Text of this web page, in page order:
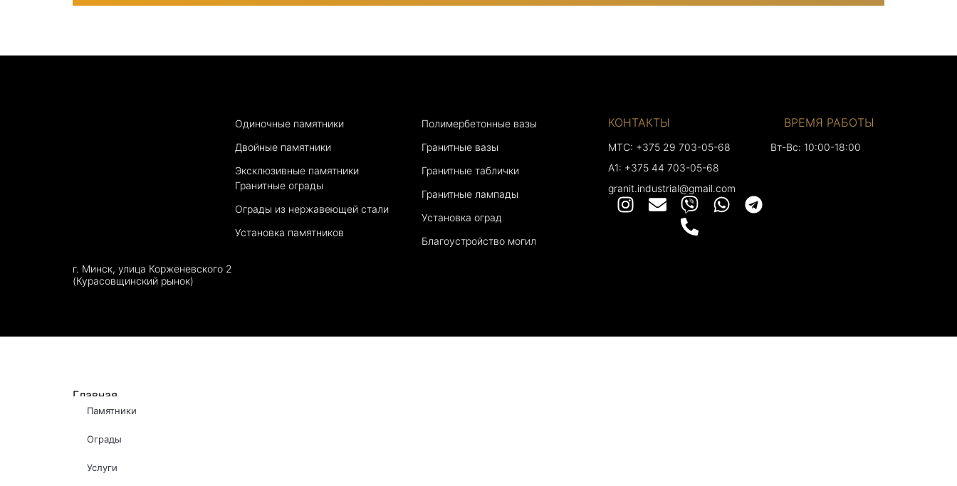
Одиночные памятники
Двойные памятники
Эксклюзивные памятники
Гранитные ограды
Ограды из нержавеющей стали
Установка памятников
Полимербетонные вазы
Гранитные вазы
Гранитные таблички
Гранитные лампады
Установка оград
Благоустройство могил
КОНТАКТЫ
МТС: +375 29 703-05-68
A1: +375 44 703-05-68
granit.industrial@gmail.com
ВРЕМЯ РАБОТЫ
Вт-Вс: 10:00-18:00
г. Минск, улица Корженевского 2
(Курасовщинский рынок)
Главная
Памятники
Ограды
Услуги